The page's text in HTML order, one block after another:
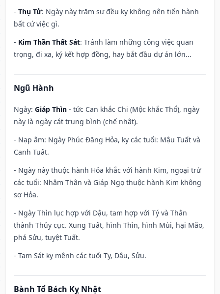
- Thụ Tử: Ngày này trăm sự đều kỵ không nên tiến hành
bất cứ việc gì.
- Kim Thần Thất Sát: Tránh làm những công việc quan
trọng, đi xa, ký kết hợp đồng, hay bắt đầu dự án lớn...
Ngũ Hành
Ngày: Giáp Thìn - tức Can khắc Chi (Mộc khắc Thổ), ngày
này là ngày cát trung bình (chế nhật).
- Nạp âm: Ngày Phúc Đăng Hỏa, kỵ các tuổi: Mậu Tuất và
Canh Tuất.
- Ngày này thuộc hành Hỏa khắc với hành Kim, ngoại trừ
các tuổi: Nhâm Thân và Giáp Ngọ thuộc hành Kim không
sợ Hỏa.
- Ngày Thìn lục hợp với Dậu, tam hợp với Tý và Thân
thành Thủy cục. Xung Tuất, hình Thìn, hình Mùi, hại Mão,
phá Sửu, tuyệt Tuất.
- Tam Sát kỵ mệnh các tuổi Tỵ, Dậu, Sửu.
Bành Tổ Bách Kỵ Nhật